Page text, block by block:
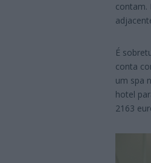
contam.
É
conta
um spa
hotel
2163